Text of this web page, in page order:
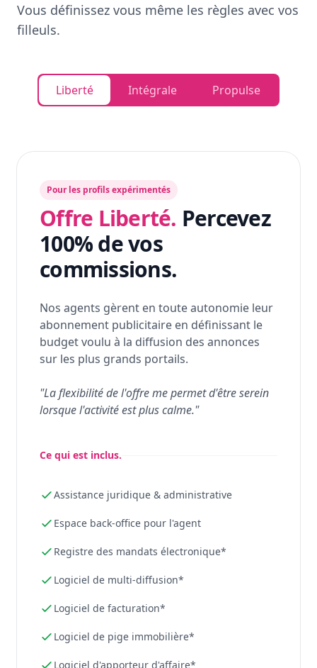
Vous définissez vous même les règles avec vos
filleuls.
Liberté Intégrale Propulse
Pour les profils expérimentés
Offre Liberté. Percevez
100% de vos
commissions.
Nos agents gèrent en toute autonomie leur
abonnement publicitaire en définissant le
budget voulu à la diffusion des annonces
sur les plus grands portails.
"La flexibilité de l'offre me permet d'être serein
lorsque l'activité est plus calme."
Ce qui est inclus.
Assistance juridique & administrative
Espace back-office pour l'agent
Registre des mandats électronique*
Logiciel de multi-diffusion*
Logiciel de facturation*
Logiciel de pige immobilière*
Logiciel d'apporteur d'affaire*